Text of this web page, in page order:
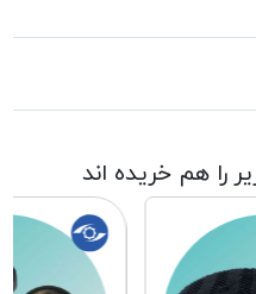
را هم خریده اند